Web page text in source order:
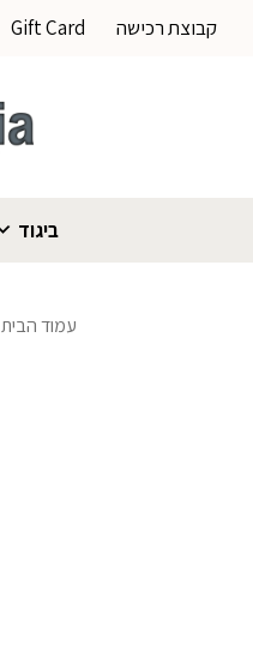
קבוצת רכישה Gift Card
ביגוד
עמוד הבית